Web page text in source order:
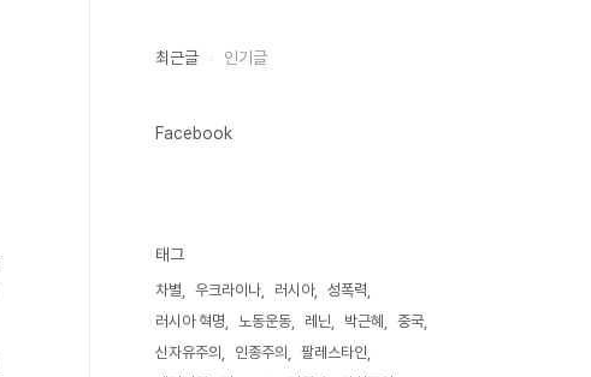
최근글 인기글
Facebook
태그
차별 우크라이나 러시아
성폭력
러시아 혁명
노동운동 레닌 박근혜
중국
신자유주의
인종주의
팔레스타인